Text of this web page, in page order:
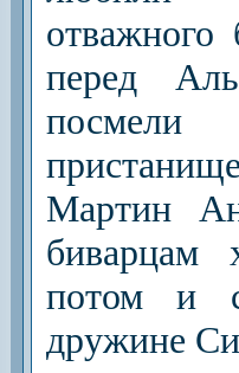
отважного
перед
Мартин
потом и
дружине